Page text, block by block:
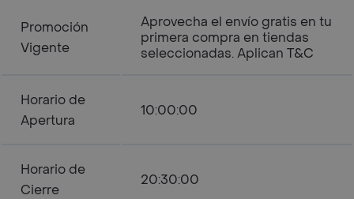
Promoción
Vigente
Aprovecha el envío gratis en tu
primera compra en tiendas
seleccionadas. Aplican T&C
Horario de
Apertura
10:00:00
Horario de
Cierre
20:30:00